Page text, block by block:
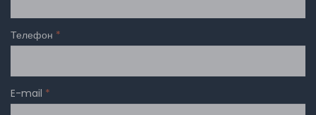
Телефон *
E-mail *